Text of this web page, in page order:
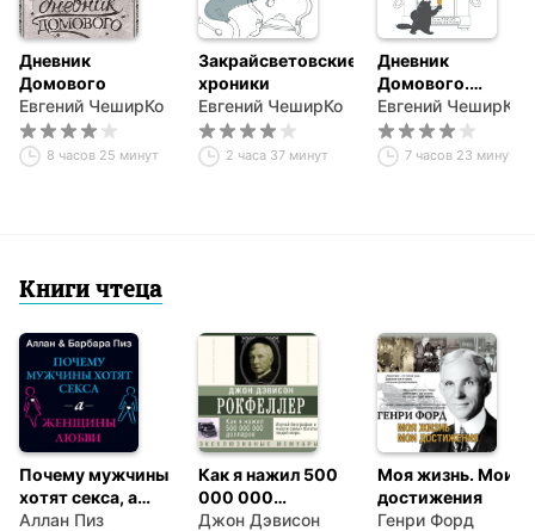
Дневник
Домового
Евгений ЧеширКо
8 часов 25 минут
Закрайсветовские
хроники
Евгений ЧеширКо
2 часа 37 минут
Дневник
Домового.
Рассказы с
чердака
Евгений ЧеширКо
7 часов 23 минуты
Книги чтеца
Почему мужчины
хотят секса, а
женщины любви
Аллан Пиз
Как я нажил 500
000 000
долларов.
Джон Дэвисон
Моя жизнь. Мои
достижения
Генри Форд